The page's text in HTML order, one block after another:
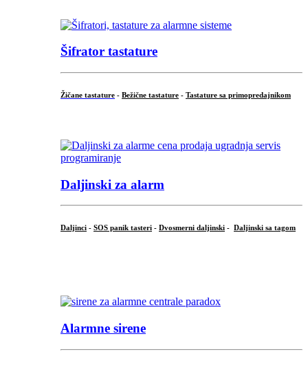
Šifrator tastature
Žičane tastature - Bežične tastature - Tastature sa primopredajnikom
Daljinski za alarm
Daljinci - SOS panik tasteri - Dvosmerni daljinski - Daljinski sa tagom
Alarmne sirene